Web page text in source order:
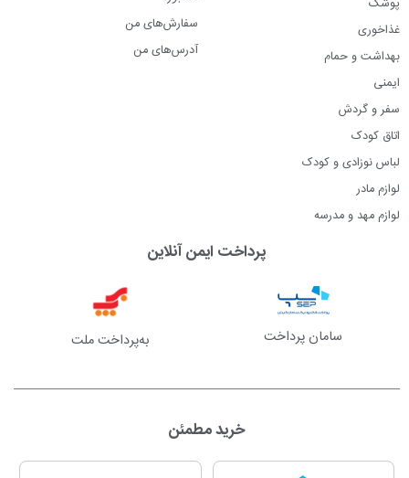
پوشک
غذاخوری
بهداشت و حمام
ایمنی
سفر و گردش
اتاق کودک
لباس نوزادی و کودک
لوازم مادر
لوازم مهد و مدرسه
سفارش‌های من
آدرس‌های من
پرداخت ایمن آنلاین
سامان پرداخت به‌پرداخت ملت
خرید مطمئن